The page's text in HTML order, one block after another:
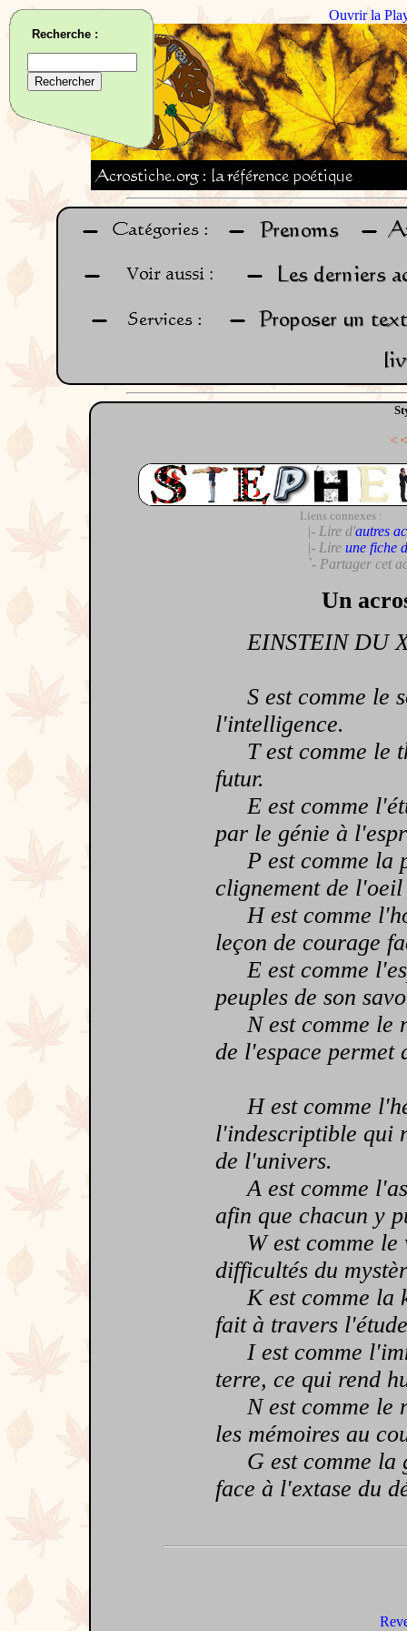
Ouvrir la
Liens connexes :
|- Lire d'autres
|- Lire une fiche
`- Partager cet
Un
EINSTEIN DU
S est comme le
l'intelligence.
T est comme le
futur.
E est comme
par le génie à
P est comme la
clignement de
H est comme
leçon de courage
E est comme
peuples de son
N est comme le
de l'espace permet
H est comme
l'indescriptible qui
de l'univers.
A est comme
afin que chacun y
W est comme le
difficultés du
K est comme la
fait à travers
I est comme
terre, ce qui rend
N est comme le
les mémoires au
G est comme la
face à l'extase du
Recherche :